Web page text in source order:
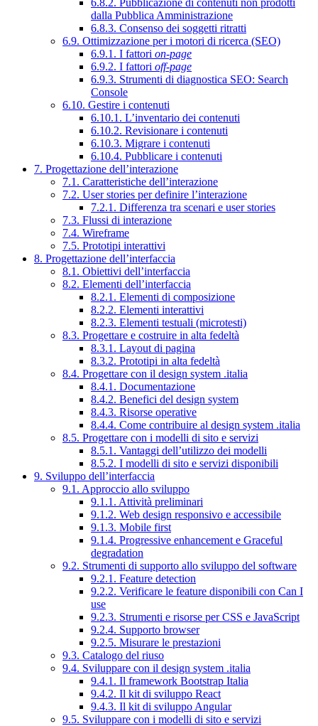
6.8.2. Pubblicazione di contenuti non prodotti
dalla Pubblica Amministrazione
6.8.3. Consenso dei soggetti ritratti
6.9. Ottimizzazione per i motori di ricerca (SEO)
6.9.1. I fattori on-page
6.9.2. I fattori off-page
6.9.3. Strumenti di diagnostica SEO: Search
Console
6.10. Gestire i contenuti
6.10.1. L’inventario dei contenuti
6.10.2. Revisionare i contenuti
6.10.3. Migrare i contenuti
6.10.4. Pubblicare i contenuti
7. Progettazione dell’interazione
7.1. Caratteristiche dell’interazione
7.2. User stories per definire l’interazione
7.2.1. Differenza tra scenari e user stories
7.3. Flussi di interazione
7.4. Wireframe
7.5. Prototipi interattivi
8. Progettazione dell’interfaccia
8.1. Obiettivi dell’interfaccia
8.2. Elementi dell’interfaccia
8.2.1. Elementi di composizione
8.2.2. Elementi interattivi
8.2.3. Elementi testuali (microtesti)
8.3. Progettare e costruire in alta fedeltà
8.3.1. Layout di pagina
8.3.2. Prototipi in alta fedeltà
8.4. Progettare con il design system .italia
8.4.1. Documentazione
8.4.2. Benefici del design system
8.4.3. Risorse operative
8.4.4. Come contribuire al design system .italia
8.5. Progettare con i modelli di sito e servizi
8.5.1. Vantaggi dell’utilizzo dei modelli
8.5.2. I modelli di sito e servizi disponibili
9. Sviluppo dell’interfaccia
9.1. Approccio allo sviluppo
9.1.1. Attività preliminari
9.1.2. Web design responsivo e accessibile
9.1.3. Mobile first
9.1.4. Progressive enhancement e Graceful
degradation
9.2. Strumenti di supporto allo sviluppo del software
9.2.1. Feature detection
9.2.2. Verificare le feature disponibili con Can I
use
9.2.3. Strumenti e risorse per CSS e JavaScript
9.2.4. Supporto browser
9.2.5. Misurare le prestazioni
9.3. Catalogo del riuso
9.4. Sviluppare con il design system .italia
9.4.1. Il framework Bootstrap Italia
9.4.2. Il kit di sviluppo React
9.4.3. Il kit di sviluppo Angular
9.5. Sviluppare con i modelli di sito e servizi